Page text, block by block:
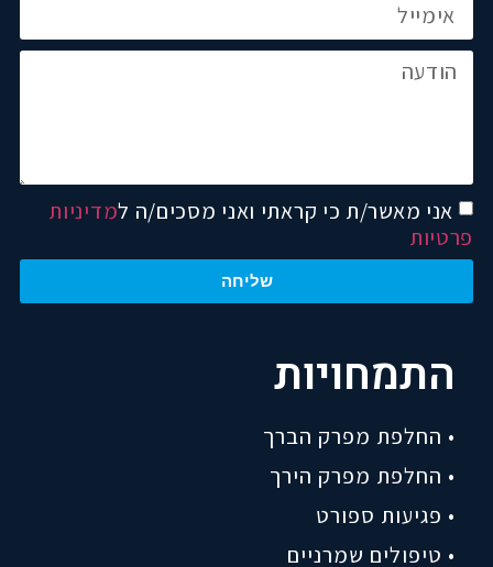
אני מאשר/ת כי קראתי ואני מסכים/ה למדיניות
פרטיות
שליחה
התמחויות
• החלפת מפרק הברך
• החלפת מפרק הירך
• פגיעות ספורט
• טיפולים שמרניים